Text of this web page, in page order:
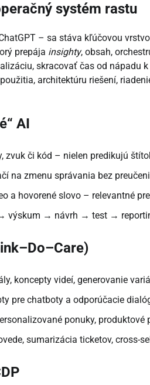
systém rastu
– sa stáva kľúčovou
prepája insighty, obsah,
skracovať čas od nápadu
architektúru riešení,
AI
zvuk či kód – nielen predikujú
na zmenu správania bez
a hovorené slovo – relevantné
→ výskum → návrh → test →
koncepty videí, generovanie
pre chatboty a odporúčacie
ponuky, produktové
sumarizácia ticketov, cross-